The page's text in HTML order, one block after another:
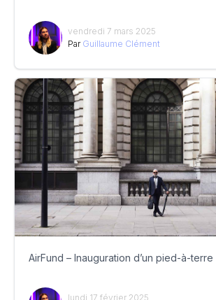
vendredi 7 mars 2025
Par Guillaume Clément
AirFund – Inauguration d’un pied-à-
lundi 17 février 2025